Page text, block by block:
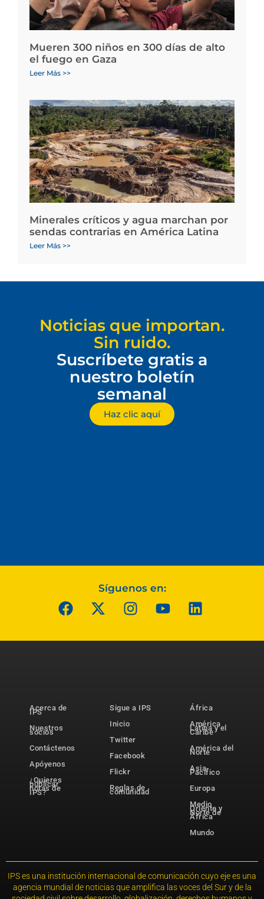
Mueren 300 niños en 300 días de alto
el fuego en Gaza
Leer Más >>
Minerales críticos y agua marchan por
sendas contrarias en América Latina
Leer Más >>
Noticias que importan.
Sin ruido.
Suscríbete gratis a
nuestro boletín
semanal
Haz clic aquí
Síguenos en:
Acerca de
IPS
Nuestros
socios
Contáctenos
Apóyenos
¿Quieres
publicar
notas de
IPS?
Sigue a IPS
Inicio
Twitter
Facebook
Flickr
Reglas de
comunidad
África
América
Latina y el
Caribe
América del
Norte
Asia-
Pacífico
Europa
Medio
Oriente y
Norte de
África
Mundo
IPS es una institución internacional de comunicación cuyo eje es una
agencia mundial de noticias que amplifica las voces del Sur y de la